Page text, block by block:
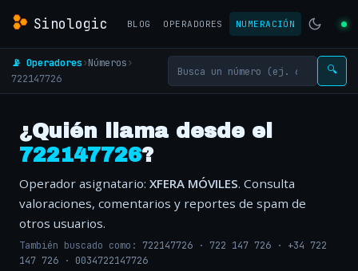
Sinologic BLOG OPERADORES NUMERACIÓN
📡 Operadores›Números›
722147726
🔍
¿Quién llama desde el
722147726?
Operador asignatario: XFERA MÓVILES. Consulta
valoraciones, comentarios y reportes de spam de
otros usuarios.
También buscado como: 722147726 · 722 147 726 · +34 722
147 726 · 0034722147726